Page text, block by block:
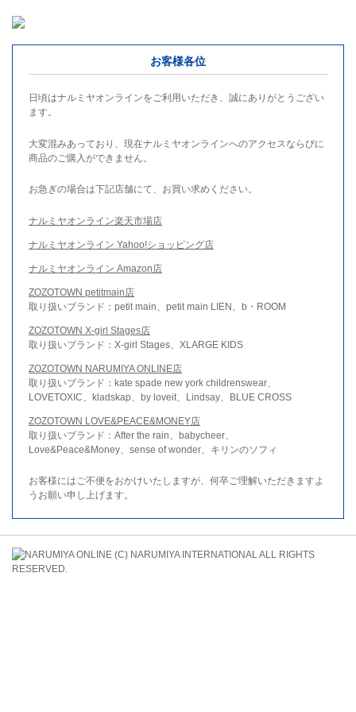
お客様各位
日頃はナルミヤオンラインをご利用いただき、誠にありがとうござい
ます。
大変混みあっており、現在ナルミヤオンラインへのアクセスならびに
商品のご購入ができません。
お急ぎの場合は下記店舗にて、お買い求めください。
ナルミヤオンライン楽天市場店
ナルミヤオンライン Yahoo!ショッピング店
ナルミヤオンライン Amazon店
ZOZOTOWN petitmain店
取り扱いブランド：petit main、petit main LIEN、b・ROOM
ZOZOTOWN X-girl Stages店
取り扱いブランド：X-girl Stages、XLARGE KIDS
ZOZOTOWN NARUMIYA ONLINE店
取り扱いブランド：kate spade new york childrenswear、
LOVETOXIC、kladskap、by loveit、Lindsay、BLUE CROSS
ZOZOTOWN LOVE&PEACE&MONEY店
取り扱いブランド：After the rain、babycheer、
Love&Peace&Money、sense of wonder、キリンのソフィ
お客様にはご不便をおかけいたしますが、何卒ご理解いただきますよ
うお願い申し上げます。